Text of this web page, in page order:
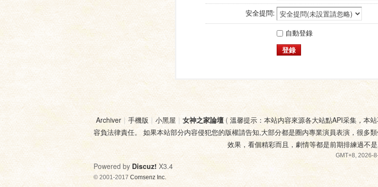
安全提問:
自動登錄
登錄
Archiver | 手機版 | 小黑屋 | 女神之家論壇( 溫馨提示：本站内容來源各大站點API采集，本
容負法律責任。 如果本站部分内容侵犯您的版權請告知,大部分都是圈内專業演員表演，很多
效果，看個精彩而且，劇情等都是前期排練過不
GMT+8, 2026-
Powered by Discuz! X3.4
© 2001-2017 Comsenz Inc.